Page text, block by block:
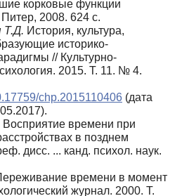
корковые функции
2008. 624 с.
Т.Д. История, культура,
историко-
// Культурно-
2015. Т. 11. № 4.
chp.2015110406 (дата
Восприятие времени при
в позднем
диcс. ... канд. психол. наук.
времени в момент
журнал. 2000. Т.